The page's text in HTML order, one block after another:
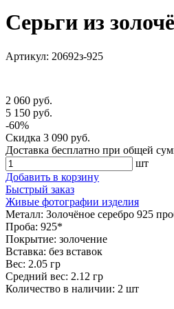
Серьги из
Артикул: 20692з-925
2 060 руб.
5 150 руб.
-60%
Скидка 3 090 руб.
Доставка бесплатно при общей
шт
Добавить в корзину
Быстрый заказ
Живые фотографии изделия
Металл: Золочёное серебро 925
Проба: 925*
Покрытие: золочение
Вставка: без вставок
Вес: 2.05 гр
Средний вес: 2.12 гр
Количество в наличии: 2 шт